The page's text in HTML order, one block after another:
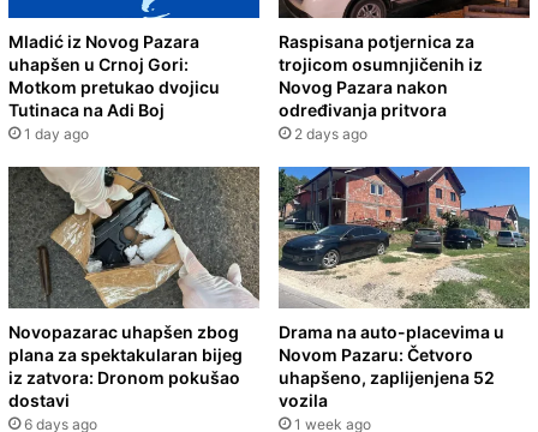
Mladić iz Novog Pazara
uhapšen u Crnoj Gori:
Motkom pretukao dvojicu
Tutinaca na Adi Boj
1 day ago
Raspisana potjernica za
trojicom osumnjičenih iz
Novog Pazara nakon
određivanja pritvora
2 days ago
Novopazarac uhapšen zbog
plana za spektakularan bijeg
iz zatvora: Dronom pokušao
dostavi
6 days ago
Drama na auto-placevima u
Novom Pazaru: Četvoro
uhapšeno, zaplijenjena 52
vozila
1 week ago